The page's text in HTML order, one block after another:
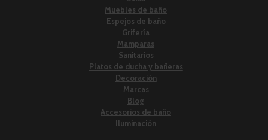
Muebles de baño
Espejos de baño
Grifería
Mamparas
Sanitarios
Platos de ducha y bañeras
Decoración
Marcas
Blog
Accesorios de baño
Iluminación